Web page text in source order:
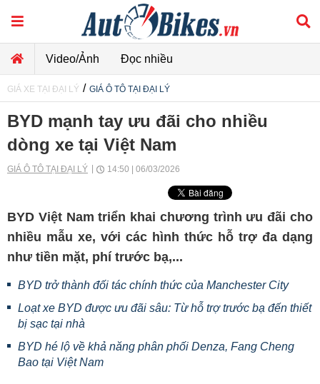
Video/Ảnh Đọc nhiều
GIÁ XE TẠI ĐẠI LÝ / GIÁ Ô TÔ TẠI ĐẠI LÝ
BYD mạnh tay ưu đãi cho nhiều
dòng xe tại Việt Nam
GIÁ Ô TÔ TẠI ĐẠI LÝ 14:50 | 06/03/2026
BYD Việt Nam triển khai chương trình ưu đãi cho
nhiều mẫu xe, với các hình thức hỗ trợ đa dạng
như tiền mặt, phí trước bạ,...
BYD trở thành đối tác chính thức của Manchester City
Loạt xe BYD được ưu đãi sâu: Từ hỗ trợ trước bạ đến thiết
bị sạc tại nhà
BYD hé lộ về khả năng phân phối Denza, Fang Cheng
Bao tại Việt Nam